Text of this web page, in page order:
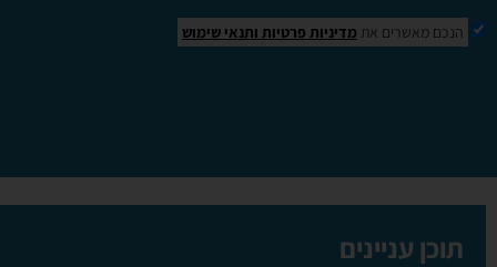
הנכם מאשרים את מדיניות פרטיות ותנאי שימוש
תוכן עניינים